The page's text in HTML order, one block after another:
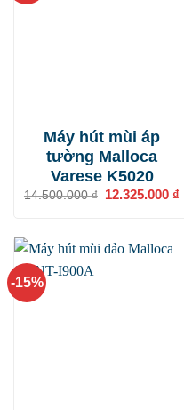
Máy hút mùi áp
tường Malloca
Varese K5020
14.500.000₫
Giá
12.325.000 ₫
-15%